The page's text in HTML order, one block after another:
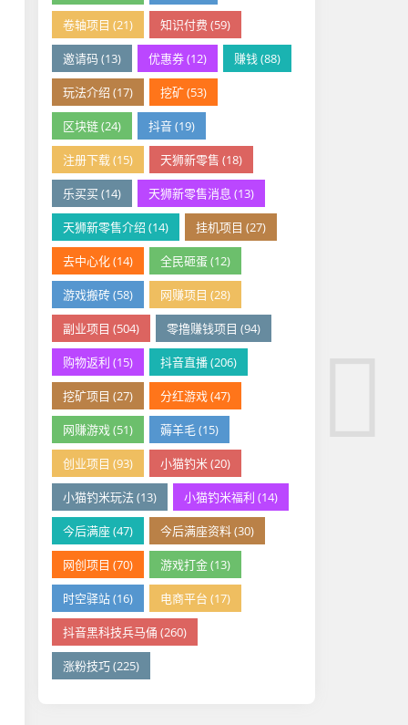
卷轴项目 (21) 知识付费 (59)
邀请码 (13) 优惠券 (12) 赚钱 (88)
玩法介绍 (17) 挖矿 (53)
区块链 (24) 抖音 (19)
注册下载 (15) 天狮新零售 (18)
乐买买 (14) 天狮新零售消息 (13)
天狮新零售介绍 (14) 挂机项目 (27)
去中心化 (14) 全民砸蛋 (12)
游戏搬砖 (58) 网赚项目 (28)
副业项目 (504) 零撸赚钱项目 (94)
购物返利 (15) 抖音直播 (206)
挖矿项目 (27) 分红游戏 (47)
网赚游戏 (51) 薅羊毛 (15)
创业项目 (93) 小猫钓米 (20)
小猫钓米玩法 (13) 小猫钓米福利 (14)
今后满座 (47) 今后满座资料 (30)
网创项目 (70) 游戏打金 (13)
时空驿站 (16) 电商平台 (17)
抖音黑科技兵马俑 (260)
涨粉技巧 (225)